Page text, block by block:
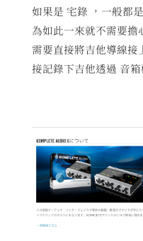
如果是 宅錄 ，一般都
為如此一來就不需要擔
需要直接將吉他導線
接記錄下吉他透過 音箱